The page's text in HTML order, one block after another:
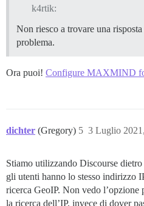
k4rtik:
Non riesco a trovare una
problema.
Ora puoi! Configure MAXMIND
dichter (Gregory) 3 Luglio
5
Stiamo utilizzando Discourse
gli utenti hanno lo stesso indirizzo
ricerca GeoIP. Non vedo l’opzione
la ricerca dell’IP, invece di dover